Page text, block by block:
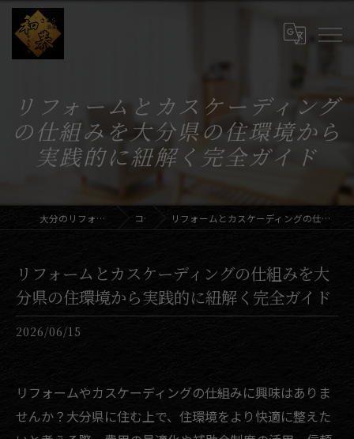
リフォームとカスケーディング
の仕組みを大分県の住環境から
実践的に紐解く完全ガイド
大分のリフォームならさとう装飾和恭 コラム リフォームとカスケーディングの仕組みを大分県の住環境から実践的に紐解く完全ガイド
リフォームとカスケーディングの仕組みを大
分県の住環境から実践的に紐解く完全ガイド
2026/06/15
リフォームやカスケーディングの仕組みに興味はありま
せんか？大分県に住む上で、住環境をより快適に整えた